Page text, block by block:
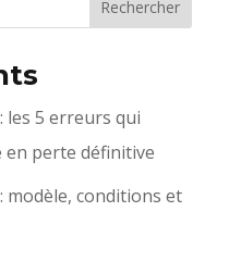
les 5 erreurs qui
perte définitive
modèle, conditions et